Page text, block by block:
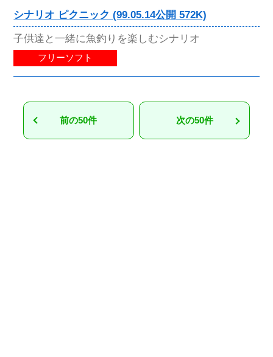
シナリオ ピクニック (99.05.14公開 572K)
子供達と一緒に魚釣りを楽しむシナリオ
フリーソフト
前の50件 次の50件